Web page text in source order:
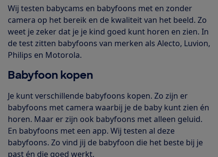
Wij testen babycams en babyfoons met en zonder
camera op het bereik en de kwaliteit van het beeld. Zo
weet je zeker dat je je kind goed kunt horen en zien. In
de test zitten babyfoons van merken als Alecto, Luvion,
Philips en Motorola.
Babyfoon kopen
Je kunt verschillende babyfoons kopen. Zo zijn er
babyfoons met camera waarbij je de baby kunt zien én
horen. Maar er zijn ook babyfoons met alleen geluid.
En babyfoons met een app. Wij testen al deze
babyfoons. Zo vind jij de babyfoon die het beste bij je
past én die goed werkt.